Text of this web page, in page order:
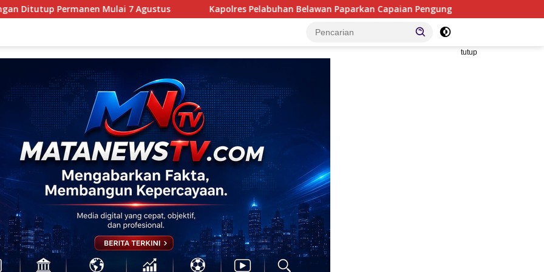
7 Agustus Kapolres Pelabuhan Belawan Paparkan Capaian Pengungkapan Kasus, Tegaskan Komitmen Berantas
tutup